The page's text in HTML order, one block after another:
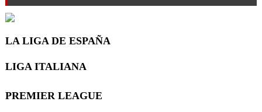
LA LIGA DE ESPAÑA
LIGA ITALIANA
PREMIER LEAGUE